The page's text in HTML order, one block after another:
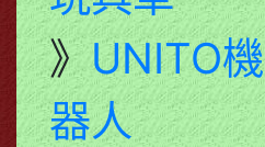
》UNITO機
器人